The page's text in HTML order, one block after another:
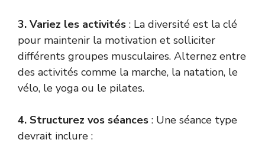
3. Variez les activités : La diversité est la clé
pour maintenir la motivation et solliciter
différents groupes musculaires. Alternez entre
des activités comme la marche, la natation, le
vélo, le yoga ou le pilates.
4. Structurez vos séances : Une séance type
devrait inclure :